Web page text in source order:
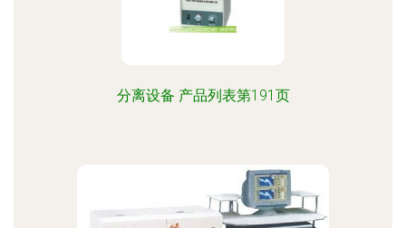
分离设备 产品列表第191页